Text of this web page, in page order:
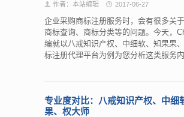
作者：本站编辑 2017-06-27
企业采购商标注册服务时，会有很多关于
商标查询、商标分类等的问题。今天，
编就以八戒知识产权、中细软、知果果
标注册代理平台为例为您分析这类服务
专业度对比：八戒知识产权、中细
果、权大师